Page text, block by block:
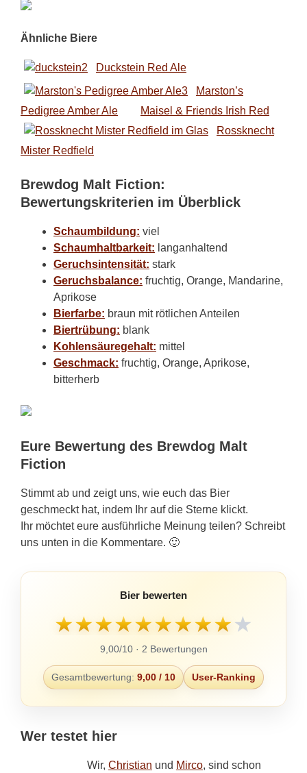
Ähnliche Biere
Duckstein Red Ale
Marston’s
Pedigree Amber Ale
Maisel & Friends Irish Red
Rossknecht
Mister Redfield
Brewdog Malt Fiction:
Bewertungskriterien im Überblick
Schaumbildung: viel
Schaumhaltbarkeit: langanhaltend
Geruchsintensität: stark
Geruchsbalance: fruchtig, Orange, Mandarine,
Aprikose
Bierfarbe: braun mit rötlichen Anteilen
Biertrübung: blank
Kohlensäuregehalt: mittel
Geschmack: fruchtig, Orange, Aprikose,
bitterherb
Eure Bewertung des Brewdog Malt
Fiction
Stimmt ab und zeigt uns, wie euch das Bier
geschmeckt hat, indem Ihr auf die Sterne klickt.
Ihr möchtet eure ausführliche Meinung teilen? Schreibt
uns unten in die Kommentare. 🙂
Bier bewerten
★★★★★★★★★★
9,00/10 · 2 Bewertungen
Gesamtbewertung: 9,00 / 10 User-Ranking
Wer testet hier
Wir, Christian und Mirco, sind schon